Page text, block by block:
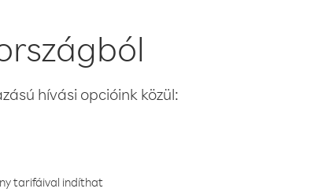
hívási opcióink közül:
tarifáival indíthat